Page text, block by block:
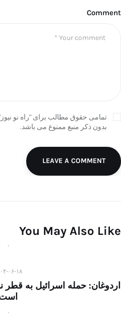
Comment
تمامی حقوق مطالب برای "راه نو
بدون ذکر منبع ممنوع می باشد.
LEAVE A COMMENT
You May Also Like
۱۴۰۴-
اردوغان: حمله اسرائیل به قطر